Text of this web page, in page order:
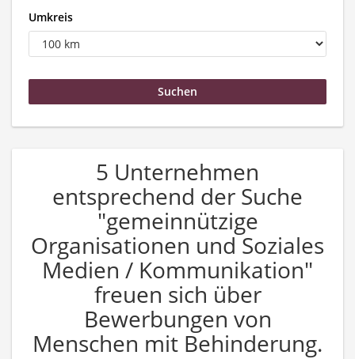
Umkreis
5 Unternehmen
entsprechend der Suche
"gemeinnützige
Organisationen und Soziales
Medien / Kommunikation"
freuen sich über
Bewerbungen von
Menschen mit Behinderung.